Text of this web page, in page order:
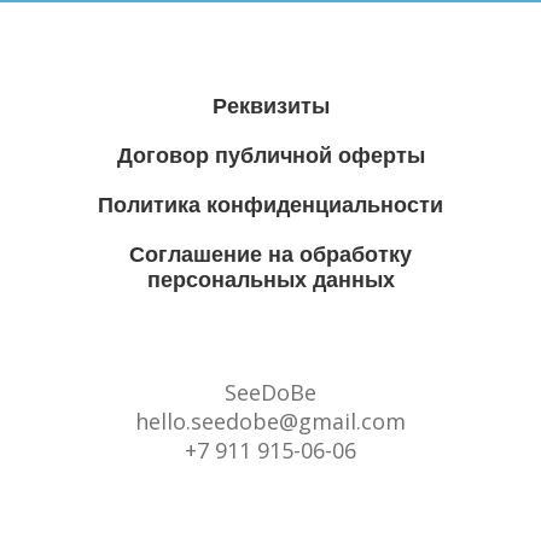
Реквизиты
Договор публичной оферты
Политика конфиденциальности
Соглашение на обработку
персональных данных
SeeDoBe
hello.seedobe@gmail.com
+7 911 915-06-06